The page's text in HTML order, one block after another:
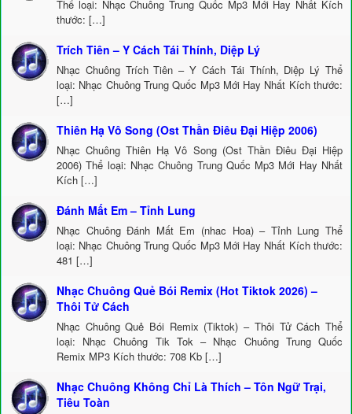
Thể loại: Nhạc Chuông Trung Quốc Mp3 Mới Hay Nhất Kích
thước: […]
Trích Tiên – Y Cách Tái Thính, Diệp Lý
Nhạc Chuông Trích Tiên – Y Cách Tái Thính, Diệp Lý Thể
loại: Nhạc Chuông Trung Quốc Mp3 Mới Hay Nhất Kích thước:
[…]
Thiên Hạ Vô Song (Ost Thần Điêu Đại Hiệp 2006)
Nhạc Chuông Thiên Hạ Vô Song (Ost Thần Điêu Đại Hiệp
2006) Thể loại: Nhạc Chuông Trung Quốc Mp3 Mới Hay Nhất
Kích […]
Đánh Mất Em – Tỉnh Lung
Nhạc Chuông Đánh Mất Em (nhac Hoa) – Tỉnh Lung Thể
loại: Nhạc Chuông Trung Quốc Mp3 Mới Hay Nhất Kích thước:
481 […]
Nhạc Chuông Quẻ Bói Remix (Hot Tiktok 2026) –
Thôi Tử Cách
Nhạc Chuông Quẻ Bói Remix (Tiktok) – Thôi Tử Cách Thể
loại: Nhạc Chuông Tik Tok – Nhạc Chuông Trung Quốc
Remix MP3 Kích thước: 708 Kb […]
Nhạc Chuông Không Chỉ Là Thích – Tôn Ngữ Trại,
Tiêu Toàn